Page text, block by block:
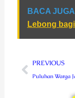
BACA
Lebong
Prev
PREVIOUS